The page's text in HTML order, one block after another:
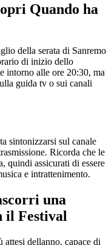
Quando ha
della serata di Sanremo
di inizio dello
intorno alle ore 20:30, ma
guida tv o sui canali
sintonizzarsi sul canale
Ricorda che le
quindi assicurati di essere
e intrattenimento.
una
il Festival
dellanno, capace di